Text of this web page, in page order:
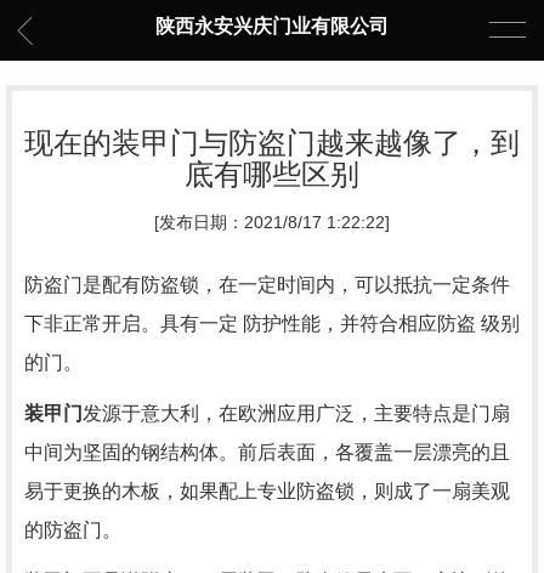
陕西永安兴庆门业有限公司
现在的装甲门与防盗门越来越像了，到
底有哪些区别
[发布日期：2021/8/17 1:22:22]
防盗门是配有防盗锁，在一定时间内，可以抵抗一定条件
下非正常开启。具有一定 防护性能，并符合相应防盗 级别
的门。
装甲门 发源于意大利，在欧洲应用广泛，主要特点是门扇
中间为坚固的钢结构体。前后表面，各覆盖一层漂亮的且
易于更换的木板，如果配上专业防盗锁，则成了一扇美观
的防盗门。